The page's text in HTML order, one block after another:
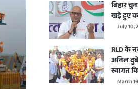
बिहार
खड़े हुए
July 10,
RLD के
अनिल दुबे
स्वागत
March